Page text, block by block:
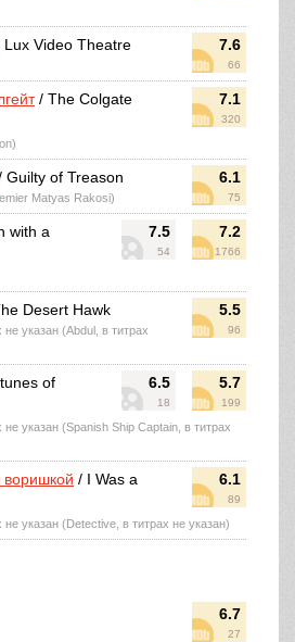
7.6
66
Lux Video Theatre
7.1
320
/ The Colgate
6.1
75
Guilty of Treason
Matyas Rakosi)
7.5
54
7.2
1766
with a
5.5
96
Desert Hawk
указан (Abdul, в титрах
6.5
18
5.7
199
of
указан (Spanish Ship Captain, в титрах
6.1
89
/ I Was a
указан (Detective, в титрах не указан)
6.7
27